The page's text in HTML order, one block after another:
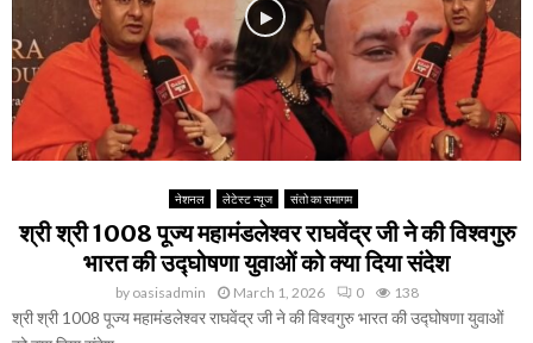
नेशनल लेटेस्ट न्यूज संतो का समागम
श्री श्री 1008 पूज्य महामंडलेश्वर राघवेंद्र जी ने की विश्वगुरु
भारत की उद्घोषणा युवाओं को क्या दिया संदेश
by oasisadmin March 1, 2026 0 138
श्री श्री 1008 पूज्य महामंडलेश्वर राघवेंद्र जी ने की विश्वगुरु भारत की उद्घोषणा युवाओं